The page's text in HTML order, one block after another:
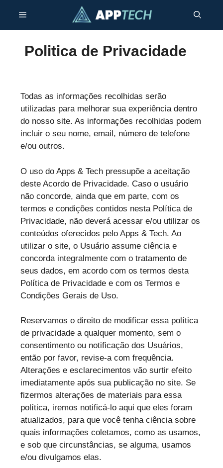
o
Menu
Politica de Privacidade
Todas as informações recolhidas serão
utilizadas para melhorar sua experiência dentro
do nosso site. As informações recolhidas podem
incluir o seu nome, email, número de telefone
e/ou outros.
O uso do Apps & Tech pressupõe a aceitação
deste Acordo de Privacidade. Caso o usuário
não concorde, ainda que em parte, com os
termos e condições contidos nesta Política de
Privacidade, não deverá acessar e/ou utilizar os
conteúdos oferecidos pelo Apps & Tech. Ao
utilizar o site, o Usuário assume ciência e
concorda integralmente com o tratamento de
seus dados, em acordo com os termos desta
Política de Privacidade e com os Termos e
Condições Gerais de Uso.
Reservamos o direito de modificar essa política
de privacidade a qualquer momento, sem o
consentimento ou notificação dos Usuários,
então por favor, revise-a com frequência.
Alterações e esclarecimentos vão surtir efeito
imediatamente após sua publicação no site. Se
fizermos alterações de materiais para essa
política, iremos notificá-lo aqui que eles foram
atualizados, para que você tenha ciência sobre
quais informações coletamos, como as usamos,
e sob que circunstâncias, se alguma, usamos
e/ou divulgamos elas.